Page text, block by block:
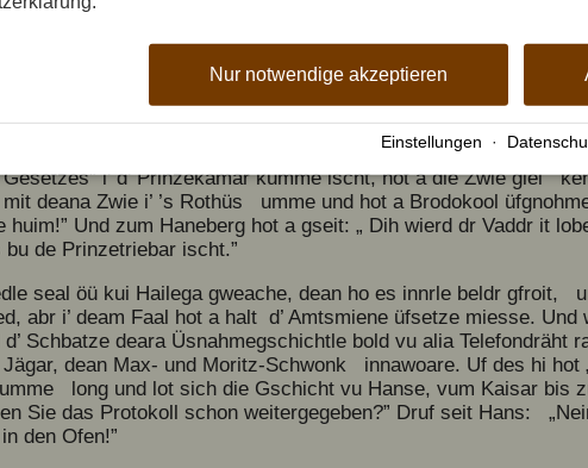
rum, kut ’s Jule, kehrt, schtoared, butzed ’m Hüsgang
heart dees Gschnarchlad und rennt wie d’ Fuirwehr zu Maths
Gmuindsbutz gweache; dea hot allui so viel
hot de Schpitzhelm iibr de Grind gschtrupft, de Bogesäbl
zum Jagdhüs ummegraist.
i’ d’ Prinzekamar kumme ischt, hot a die Zwie glei
deana Zwie i’ ’s Rothüs umme und hot a Brodokool
huim!” Und zum Haneberg hot a gseit: „ Dih wierd dr Vaddr it
de Prinzetriebar ischt.”
seal öü kui Hailega gweache, dean ho es innrle beldr gfroit,
abr i’ deam Faal hot a halt d’ Amtsmiene üfsetze miesse. Und
Schbatze deara Üsnahmegschichtle bold vu alia
dean Max- und Moritz-Schwonk innawoare. Uf des hi hot
long und lot sich die Gschicht vu Hanse, vum Kaisar bis
Sie das Protokoll schon weitergegeben?” Druf seit Hans:
den Ofen!”
Nur notwendige akzeptieren
Einstellungen ·